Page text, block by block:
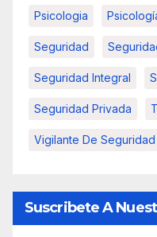
Psicologia
Seguridad
Seguridad Integral
Seguridad Privada
Vigilante De Seguridad
Suscribete A